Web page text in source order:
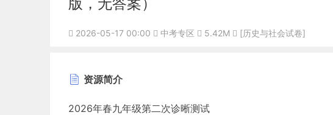
2026-05-17 00:00 中考专区 5.42M [历史与社会试卷]
资源简介
2026年春九年级第二次诊晰测试